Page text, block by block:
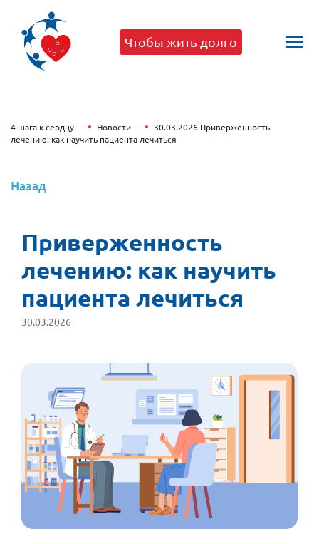
Чтобы жить долго
4 шага к сердцу Новости
30.03.2026 Приверженность
лечению: как научить пациента лечиться
Назад
Приверженность
лечению: как научить
пациента лечиться
30.03.2026